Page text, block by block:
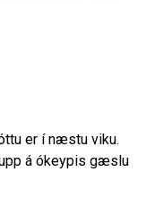
er í næstu viku.
á ókeypis gæslu